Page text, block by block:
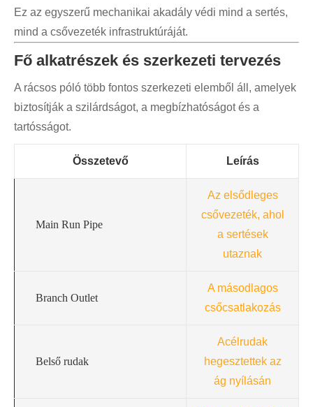
Ez az egyszerű mechanikai akadály védi mind a sertés,
mind a csővezeték infrastruktúráját.
Fő alkatrészek és szerkezeti tervezés
A rácsos póló több fontos szerkezeti elemből áll, amelyek
biztosítják a szilárdságot, a megbízhatóságot és a
tartósságot.
Összetevő Leírás
Main Run Pipe
Az elsődleges
csővezeték, ahol
a sertések
utaznak
Branch Outlet
A másodlagos
csőcsatlakozás
Belső rudak
Acélrudak
hegesztettek az
ág nyílásán